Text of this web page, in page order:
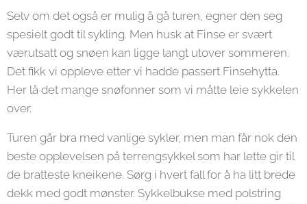
Selv om det også er mulig å gå turen, egner den seg
spesielt godt til sykling. Men husk at Finse er svært
værutsatt og snøen kan ligge langt utover sommeren.
Det fikk vi oppleve etter vi hadde passert Finsehytta.
Her lå det mange snøfonner som vi måtte leie sykkelen
over.
Turen går bra med vanlige sykler, men man får nok den
beste opplevelsen på terrengsykkel som har lette gir til
de bratteste kneikene. Sørg i hvert fall for å ha litt brede
dekk med godt mønster. Sykkelbukse med polstring